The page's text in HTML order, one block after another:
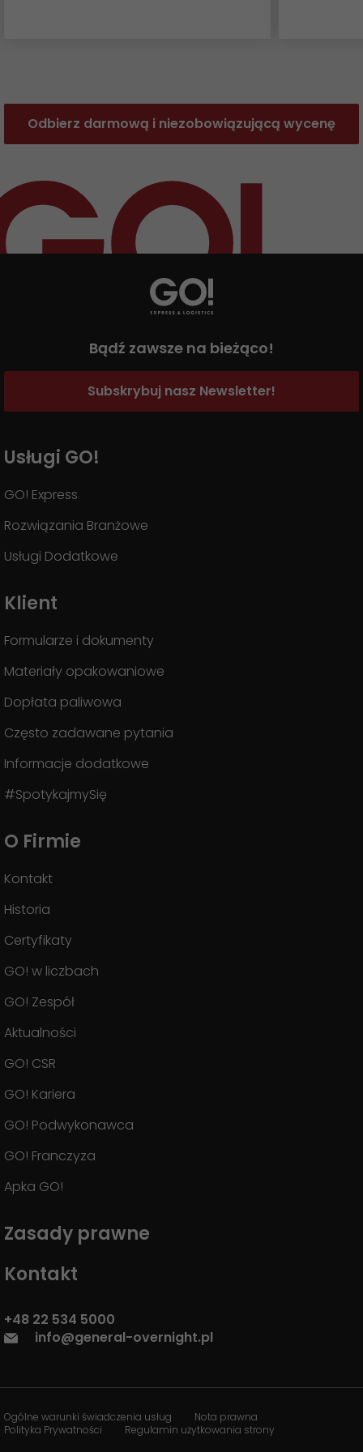
Odbierz darmową i niezobowiązującą wycenę
Bądź zawsze na bieżąco!
Subskrybuj nasz Newsletter!
Usługi GO!
GO! Express
Rozwiązania Branżowe
Usługi Dodatkowe
Klient
Formularze i dokumenty
Materiały opakowaniowe
Dopłata paliwowa
Często zadawane pytania
Informacje dodatkowe
#SpotykajmySię
O Firmie
Kontakt
Historia
Certyfikaty
GO! w liczbach
GO! Zespół
Aktualności
GO! CSR
GO! Kariera
GO! Podwykonawca
GO! Franczyza
Apka GO!
Zasady prawne
Kontakt
+48 22 534 5000
info@general-overnight.pl
Ogólne warunki świadczenia usług
Nota prawna
Polityka Prywatności
Regulamin użytkowania strony